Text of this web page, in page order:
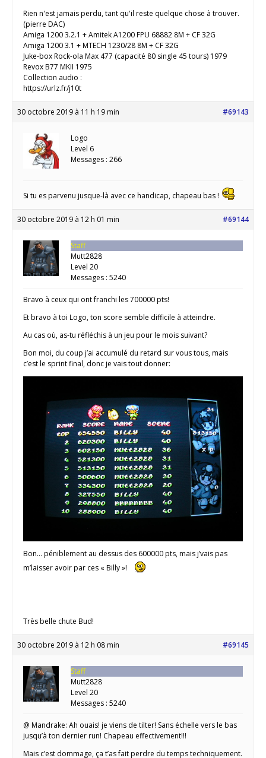
Rien n'est jamais perdu, tant qu'il reste quelque chose à trouver.
(pierre DAC)
Amiga 1200 3.2.1 + Amitek A1200 FPU 68882 8M + CF 32G
Amiga 1200 3.1 + MTECH 1230/28 8M + CF 32G
Juke-box Rock-ola Max 477 (capacité 80 single 45 tours) 1979
Revox B77 MKII 1975
Collection audio :
https://urlz.fr/j10t
30 octobre 2019 à 11 h 19 min #69143
Logo
Level 6
Messages : 266
Si tu es parvenu jusque-là avec ce handicap, chapeau bas !
30 octobre 2019 à 12 h 01 min #69144
Staff
Mutt2828
Level 20
Messages : 5240
Bravo à ceux qui ont franchi les 700000 pts!
Et bravo à toi Logo, ton score semble difficile à atteindre.
Au cas où, as-tu réfléchis à un jeu pour le mois suivant?
Bon moi, du coup j’ai accumulé du retard sur vous tous, mais
c’est le sprint final, donc je vais tout donner:
Bon… péniblement au dessus des 600000 pts, mais j’vais pas
m’laisser avoir par ces « Billy »!
Très belle chute Bud!
30 octobre 2019 à 12 h 08 min #69145
Staff
Mutt2828
Level 20
Messages : 5240
@ Mandrake: Ah ouais! je viens de tilter! Sans échelle vers le bas
jusqu’à ton dernier run! Chapeau effectivement!!!
Mais c’est dommage, ça t’as fait perdre du temps techniquement.